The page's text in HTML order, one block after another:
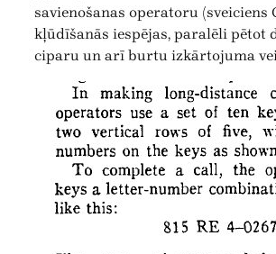
savienošanas operatoru (sveiciens
kļūdīšanās iespējas, paralēli pētot
ciparu un arī burtu izkārtojuma